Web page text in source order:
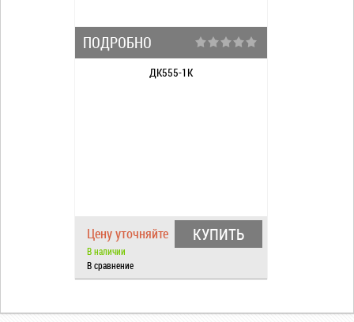
ПОДРОБНО
ДК555-1К
Цену уточняйте
В наличии
КУПИТЬ
В сравнение